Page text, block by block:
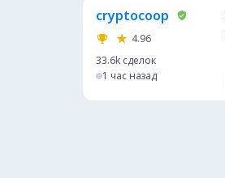
cryptocoop
4.96
33.6k сделок
1 час назад